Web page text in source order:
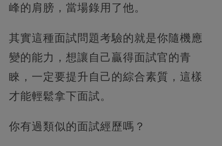
峰的肩膀，當場錄用了他。
其實這種面試問題考驗的就是你隨機應
變的能力，想讓自己贏得面試官的青
睞，一定要提升自己的綜合素質，這樣
才能輕鬆拿下面試。
你有過類似的面試經歷嗎？